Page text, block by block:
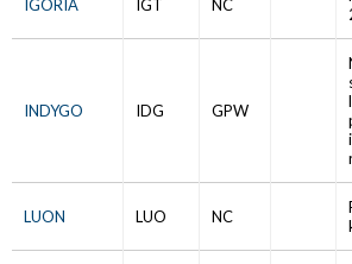
IGORIA IGT NC
INDYGO IDG GPW
LUON LUO NC